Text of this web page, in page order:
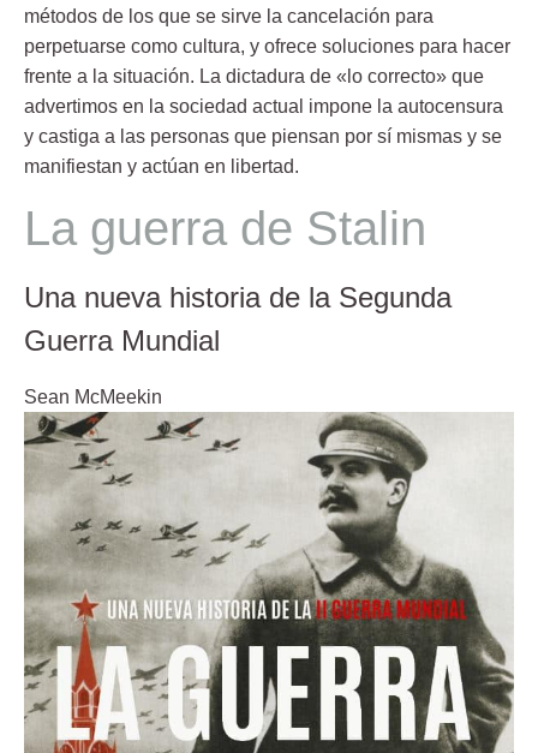
métodos de los que se sirve la cancelación para
perpetuarse como cultura, y ofrece soluciones para hacer
frente a la situación. La dictadura de «lo correcto» que
advertimos en la sociedad actual impone la autocensura
y castiga a las personas que piensan por sí mismas y se
manifiestan y actúan en libertad.
La guerra de Stalin
Una nueva historia de la Segunda
Guerra Mundial
Sean McMeekin